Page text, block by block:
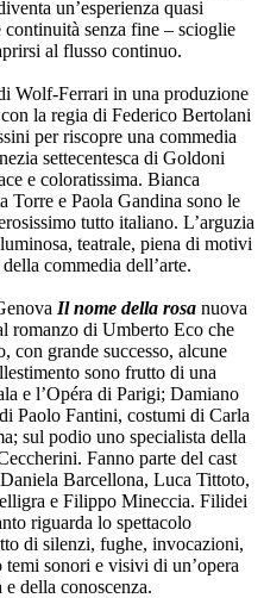
un’esperienza quasi
senza fine – scioglie
al flusso continuo.
Wolf-Ferrari in una produzione
la regia di Federico Bertolani
per riscopre una commedia
settecentesca di Goldoni
e coloratissima. Bianca
Torre e Paola Gandina sono le
tutto italiano. L’arguzia
teatrale, piena di motivi
commedia dell’arte.
Il nome della rosa nuova
romanzo di Umberto Eco che
con grande successo, alcune
sono frutto di una
e l’Opéra di Parigi; Damiano
Paolo Fantini, costumi di Carla
sul podio uno specialista della
Fanno parte del cast
Barcellona, Luca Tittoto,
e Filippo Mineccia. Filidei
riguarda lo spettacolo
di silenzi, fughe, invocazioni,
temi sonori e visivi di un’opera
della conoscenza.